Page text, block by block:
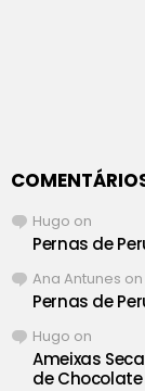
Hugo on
Pernas de
Ana Antunes on
Pernas de
Hugo on
Ameixas
de